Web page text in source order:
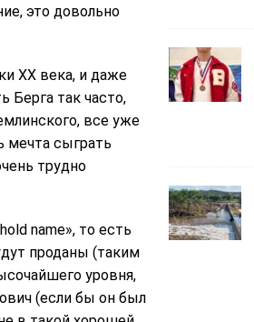
это довольно
ХХ века, и даже
так часто,
все уже
мечта сыграть
трудно
name», то есть
проданы (таким
уровня,
(если бы он был